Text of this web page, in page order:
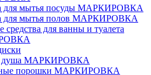
для мытья посуды МАРКИРОВКА
для мытья полов МАРКИРОВКА
средства для ванны и туалета
душа МАРКИРОВКА
порошки МАРКИРОВКА